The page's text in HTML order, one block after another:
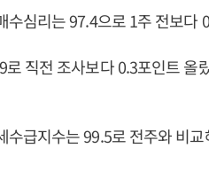
수심리는 97.4으로 1주 전보다
직전 조사보다 0.3포인트 올
수급지수는 99.5로 전주와 비